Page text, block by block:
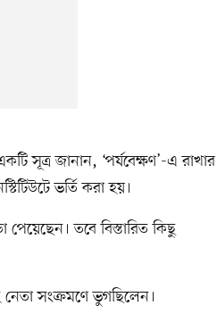
সূত্র জানান, ‘পর্যবেক্ষণ’-এ রাখার
ভর্তি করা হয়।
পেয়েছেন। তবে বিস্তারিত কিছু
সংক্রমণে ভুগছিলেন।